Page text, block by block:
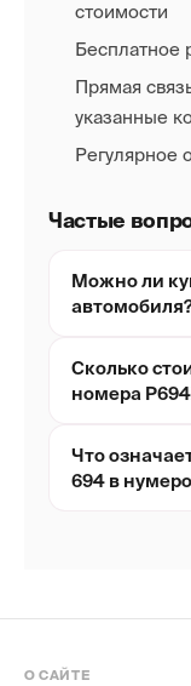
стоимости
Бесплатное
Прямая
указанные
Регулярное
Частые
Можно ли
Сколько
номера
Что
694 в
О САЙТЕ